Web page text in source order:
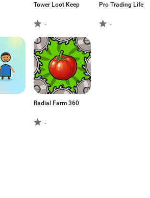
Tower Loot Keep
-
Pro Trading Life
-
Radial Farm 360
-